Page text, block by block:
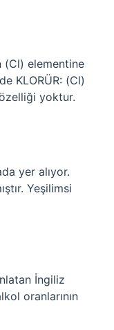
(Cl) elementine
KLORÜR: (Cl)
yoktur.
yer alıyor.
Yeşilimsi
İngiliz
oranlarının